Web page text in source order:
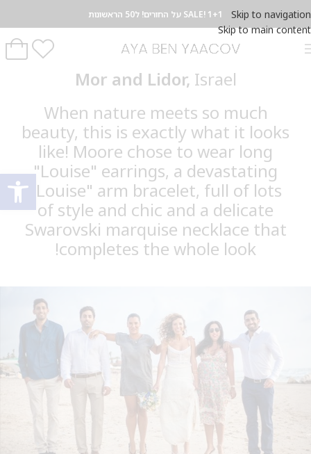
פתח
Skip to navigation
Skip to main content
SALE! 1+1 על החורים! ל50 הראשונות
Mor and Lidor, Israel
When nature meets so much
beauty, this is exactly what it looks
like! Moore chose to wear long
"Louise" earrings, a devastating
"Louise" arm bracelet, full of lots
of style and chic and a delicate
Swarovski marquise necklace that
completes the whole look!